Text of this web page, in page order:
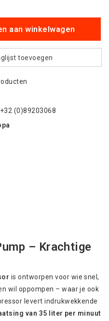
aan winkelwagen
toevoegen
(0)89203068
– Krachtige
is ontworpen voor wie snel,
wil oppompen – waar je ook
levert indrukwekkende
van 35 liter per minuut